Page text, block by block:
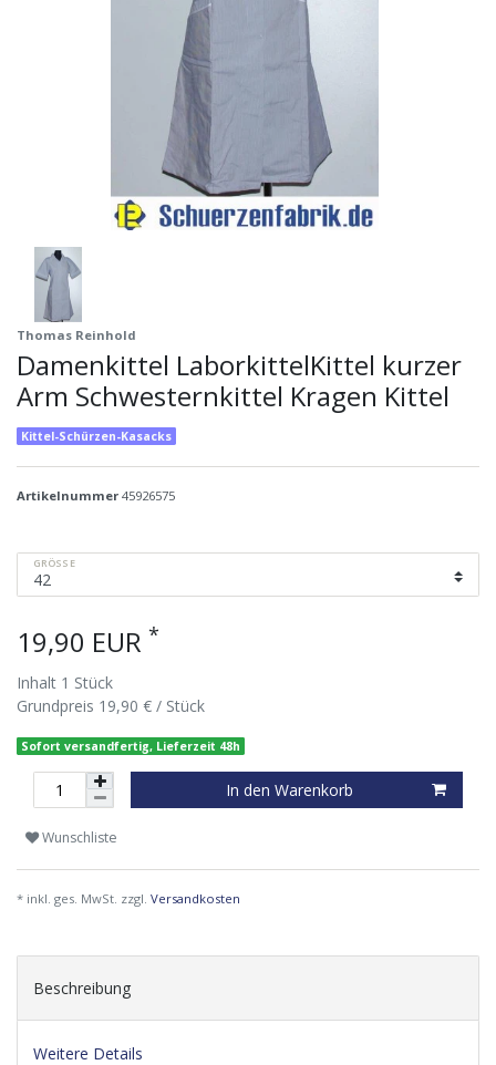
Thomas Reinhold
Damenkittel LaborkittelKittel kurzer
Arm Schwesternkittel Kragen Kittel
Kittel-Schürzen-Kasacks
Artikelnummer 45926575
GRÖSSE
19,90 EUR *
Inhalt 1 Stück
Grundpreis 19,90 € / Stück
Sofort versandfertig, Lieferzeit 48h
In den Warenkorb
Wunschliste
* inkl. ges. MwSt. zzgl. Versandkosten
Beschreibung
Weitere Details